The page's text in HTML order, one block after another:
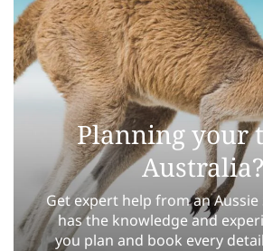
Planning your
Australia?
Get expert help from an Aussie
has the knowledge and
you plan and book every